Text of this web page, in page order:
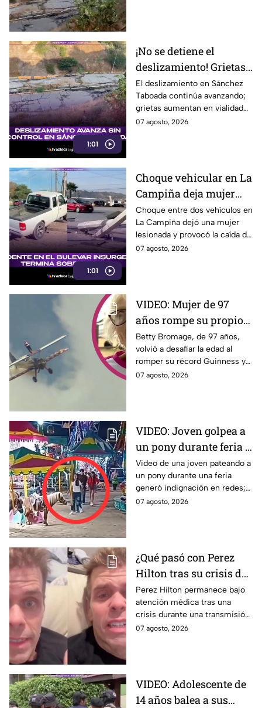
1:01
¡No se detiene el
deslizamiento! Grietas
en Sánchez Taboada
avanzan y aumentan
riesgo para viviendas
El deslizamiento en Sánchez
Taboada continúa avanzando;
grietas aumentan en vialidad
Erídano y elevan riesgo para
07 agosto, 2026
1:01
Choque vehicular en La
Campiña deja mujer
lesionada y derriba
postes hoy 7 de agosto
Choque entre dos vehículos en
La Campiña dejó una mujer
lesionada y provocó la caída de
postes hoy junto al bulevar
07 agosto, 2026
VIDEO: Mujer de 97
años rompe su propio
Récord Guinness al
caminar sobre ala de
avión en vuelo;
acababa de sufrir un
Betty Bromage, de 97 años,
volvió a desafiar la edad al
romper su récord Guinness y
recaudar fondos para un
07 agosto, 2026
VIDEO: Joven golpea a
un pony durante feria y
se ríe; usuarios exigen
castigo por maltrato
animal
Video de una joven pateando a
un pony durante una feria
generó indignación en redes;
usuarios piden investigar el
07 agosto, 2026
¿Qué pasó con Perez
Hilton tras su crisis de
salud en vivo? Su
familia revela nuevos
detalles sobre su
recuperación | VIDEO
Perez Hilton permanece bajo
atención médica tras una
crisis durante una transmisión
en vivo; su familia informó
07 agosto, 2026
VIDEO: Adolescente de
14 años balea a sus